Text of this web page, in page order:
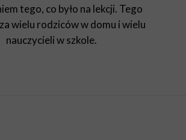
tego, co było na lekcji. Tego
wielu rodziców w domu i wielu
nauczycieli w szkole.